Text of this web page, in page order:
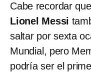
Cabe recordar
Lionel Messi
saltar por sexta
Mundial, pero
podría ser el